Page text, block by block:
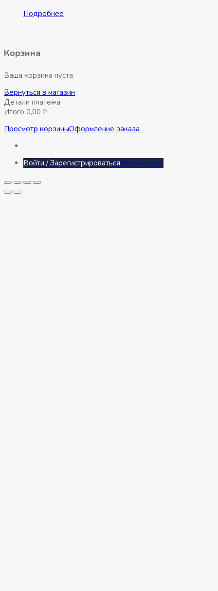
Подробнее
Корзина
Ваша корзина пуста
Вернуться в магазин
Детали платежа
Итого 0,00 Р
Просмотр корзиныОформление заказа
Войти / ЗарегистрироватьсяМой аккаунт